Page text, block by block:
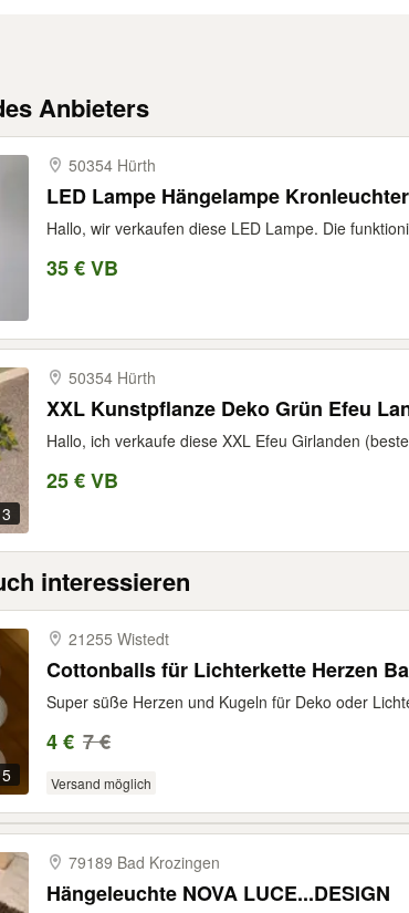
Anbieters
50354 Hürth
LED Lampe Hängelampe
Hallo, wir verkaufen diese LED Lampe. Die
35 € VB
3
50354 Hürth
XXL Kunstpflanze Deko Grün Efeu
Hallo, ich verkaufe diese XXL Efeu Girlanden
25 € VB
interessieren
5
21255 Wistedt
Cottonballs für Lichterkette Herzen
Super süße Herzen und Kugeln für Deko oder
4 € 7 €
Versand möglich
79189 Bad Krozingen
Hängeleuchte NOVA LUCE...DESIGN